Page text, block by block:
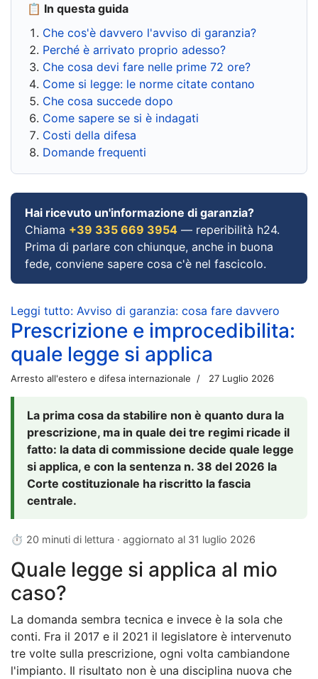
📋 In questa guida
Che cos'è davvero l'avviso di garanzia?
Perché è arrivato proprio adesso?
Che cosa devi fare nelle prime 72 ore?
Come si legge: le norme citate contano
Che cosa succede dopo
Come sapere se si è indagati
Costi della difesa
Domande frequenti
Hai ricevuto un'informazione di garanzia?
Chiama +39 335 669 3954 — reperibilità h24.
Prima di parlare con chiunque, anche in buona
fede, conviene sapere cosa c'è nel fascicolo.
Leggi tutto: Avviso di garanzia: cosa fare davvero
Prescrizione e improcedibilita:
quale legge si applica
Arresto all'estero e difesa internazionale 27 Luglio 2026
La prima cosa da stabilire non è quanto dura la
prescrizione, ma in quale dei tre regimi ricade il
fatto: la data di commissione decide quale legge
si applica, e con la sentenza n. 38 del 2026 la
Corte costituzionale ha riscritto la fascia
centrale.
⏱ 20 minuti di lettura · aggiornato al 31 luglio 2026
Quale legge si applica al mio
caso?
La domanda sembra tecnica e invece è la sola che
conti. Fra il 2017 e il 2021 il legislatore è intervenuto
tre volte sulla prescrizione, ogni volta cambiandone
l'impianto. Il risultato non è una disciplina nuova che